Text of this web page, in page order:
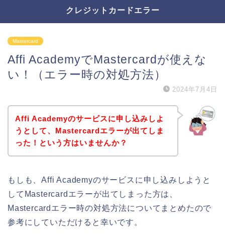
クレジットカードエラー
Mastercard
Affi AcademyでMastercardが使えな
い！（エラー時の対処方法）
2024年7月4日
Affi Academyのサービスに申し込みしよ
うとして、Mastercardエラーが出てしま
った！という方はいませんか？
もしも、Affi Academyのサービスに申し込みしようと
してMastercardエラーが出てしまった方は、
Mastercardエラー時の対処方法についてまとめたので
参考にしていただけると幸いです。